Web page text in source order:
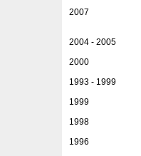
2007
2004 - 2005
2000
1993 - 1999
1999
1998
1996